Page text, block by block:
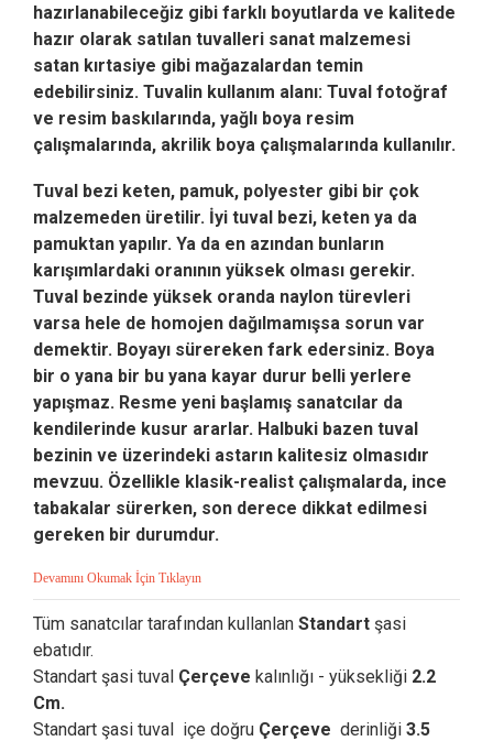
hazırlanabileceğiz gibi farklı boyutlarda ve kalitede
hazır olarak satılan tuvalleri sanat malzemesi
satan kırtasiye gibi mağazalardan temin
edebilirsiniz. Tuvalin kullanım alanı: Tuval fotoğraf
ve resim baskılarında, yağlı boya resim
çalışmalarında, akrilik boya çalışmalarında kullanılır.
Tuval bezi keten, pamuk, polyester gibi bir çok
malzemeden üretilir. İyi tuval bezi, keten ya da
pamuktan yapılır. Ya da en azından bunların
karışımlardaki oranının yüksek olması gerekir.
Tuval bezinde yüksek oranda naylon türevleri
varsa hele de homojen dağılmamışsa sorun var
demektir. Boyayı sürereken fark edersiniz. Boya
bir o yana bir bu yana kayar durur belli yerlere
yapışmaz. Resme yeni başlamış sanatcılar da
kendilerinde kusur ararlar. Halbuki bazen tuval
bezinin ve üzerindeki astarın kalitesiz olmasıdır
mevzuu. Özellikle klasik-realist çalışmalarda, ince
tabakalar sürerken, son derece dikkat edilmesi
gereken bir durumdur.
Devamını Okumak İçin Tıklayın
Tüm sanatcılar tarafından kullanlan Standart şasi
ebatıdır.
Standart şasi tuval Çerçeve kalınlığı - yüksekliği 2.2
Cm.
Standart şasi tuval içe doğru Çerçeve derinliği 3.5